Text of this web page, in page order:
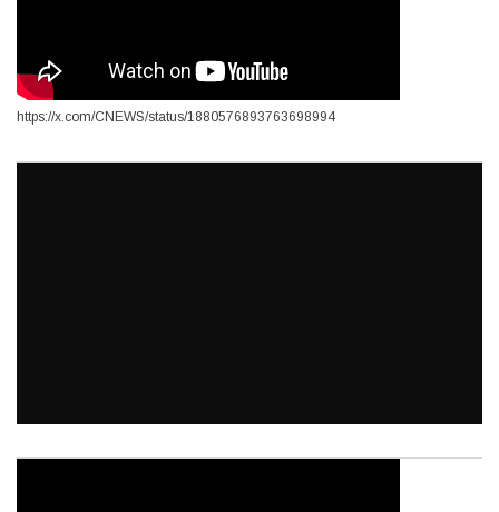
https://x.com/CNEWS/status/1880576893763698994